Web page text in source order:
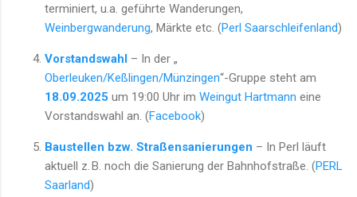
terminiert, u.a. geführte Wanderungen,
Weinbergwanderung, Märkte etc. (Perl Saarschleifenland)
Vorstandswahl – In der „
Oberleuken/Keßlingen/Münzingen“-Gruppe steht am
18.09.2025 um 19:00 Uhr im Weingut Hartmann eine
Vorstandswahl an. (Facebook)
Baustellen bzw. Straßensanierungen – In Perl läuft
aktuell z. B. noch die Sanierung der Bahnhofstraße. (PERL
Saarland)